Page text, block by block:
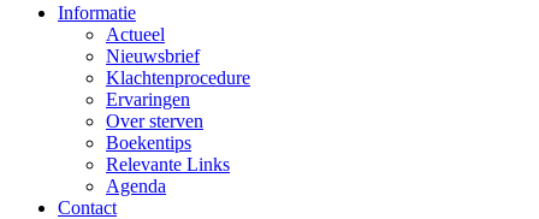
Informatie
Actueel
Nieuwsbrief
Klachtenprocedure
Ervaringen
Over sterven
Boekentips
Relevante Links
Agenda
Contact